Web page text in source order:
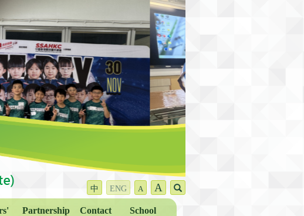
中 ENG A A
Partnership
Contact
School